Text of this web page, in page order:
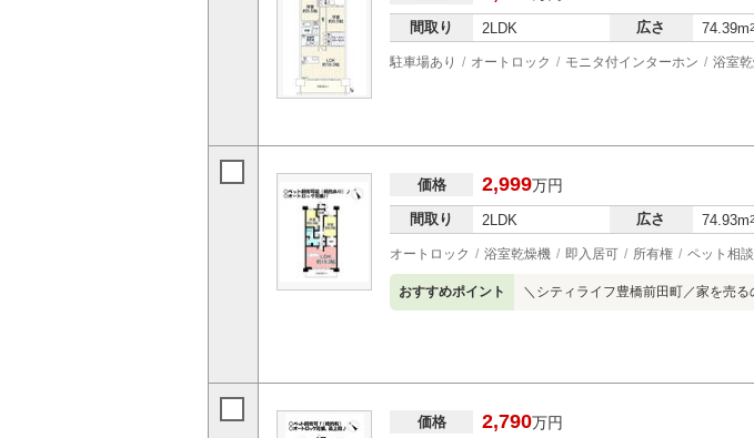
間取り 2LDK 広さ 74.39m2
駐車場あり オートロック モニタ付インターホン 浴室
価格 2,999万円
間取り 2LDK 広さ 74.93m2
オートロック 浴室乾燥機 即入居可 所有権 ペット相
おすすめポイント ＼シティライフ豊橋前田町／家を売
価格 2,790万円